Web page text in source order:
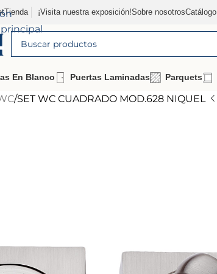
Tienda ¡Visita nuestra exposición!Sobre nosotrosCatálogo
En Blanco Puertas Laminadas Parquets
SET WC CUADRADO MOD.628 NIQUEL